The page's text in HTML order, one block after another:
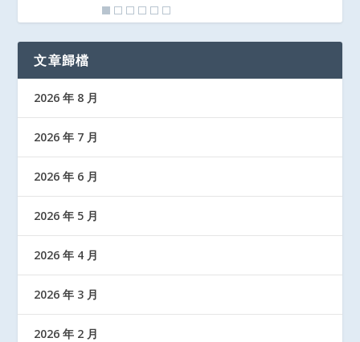
文章歸檔
2026 年 8 月
2026 年 7 月
2026 年 6 月
2026 年 5 月
2026 年 4 月
2026 年 3 月
2026 年 2 月